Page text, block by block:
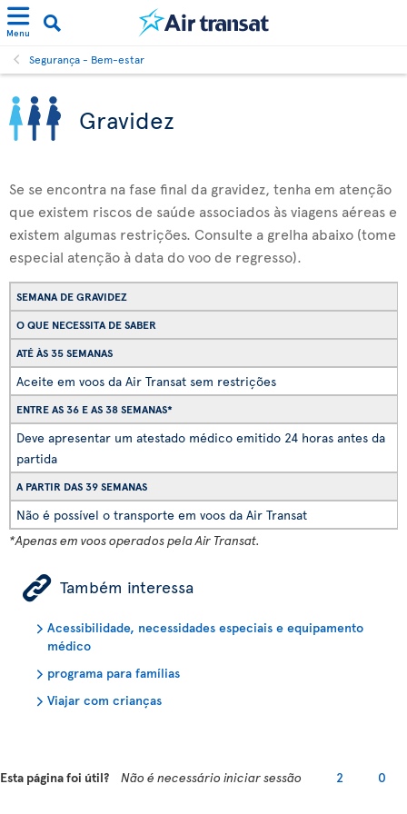
Menu
Segurança - Bem-estar
Gravidez
Se se encontra na fase final da gravidez, tenha em atenção
que existem riscos de saúde associados às viagens aéreas e
existem algumas restrições. Consulte a grelha abaixo (tome
especial atenção à data do voo de regresso).
SEMANA DE GRAVIDEZ
O QUE NECESSITA DE SABER
ATÉ ÀS 35 SEMANAS
Aceite em voos da Air Transat sem restrições
ENTRE AS 36 E AS 38 SEMANAS*
Deve apresentar um atestado médico emitido 24 horas antes da
partida
A PARTIR DAS 39 SEMANAS
Não é possível o transporte em voos da Air Transat
*Apenas em voos operados pela Air Transat.
ÿ Também interessa
Acessibilidade, necessidades especiais e equipamento
médico
programa para famílias
Viajar com crianças
Esta página foi útil? Não é necessário iniciar sessão 2 0